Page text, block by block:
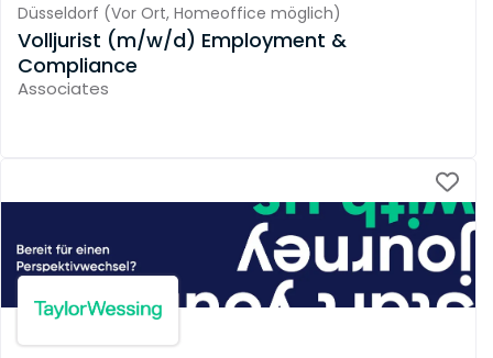
Düsseldorf (Vor Ort, Homeoffice möglich)
Volljurist (m/w/d) Employment &
Compliance
Associates